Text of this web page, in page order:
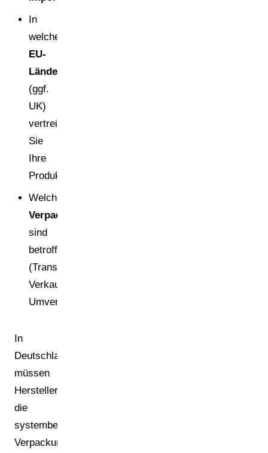
In
welchen
EU-
Ländern
(ggf.
UK)
vertreiben
Sie
Ihre
Produkte?
Welche
Verpackungsarten
sind
betroffen
(Transport-,
Verkaufs-,
Umverpackungen)?
In
Deutschland
müssen
Hersteller,
die
systembeteiligungspflichtige
Verpackungen